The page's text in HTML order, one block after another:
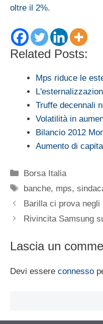
oltre il 2%.
Related Posts:
Mps riduce le
Truffe decennali
Volatilità in
Bilancio 2012
Aumento di
Categorie
Borsa Italia
Tag
banche, mps,
Barilla ci prova negli
Rivincita Samsung
Lascia un
Devi essere connesso